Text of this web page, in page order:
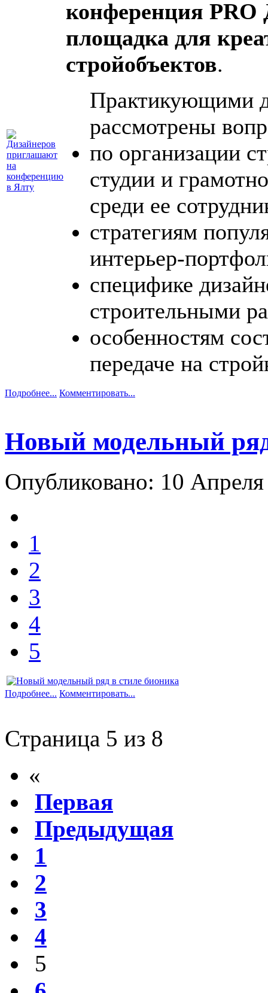
конференция
площадка для
стройобъектов.
Практикующими
рассмотрены
по организации
студии и
среди ее
стратегиям
интерьер-
специфике
строительными
особенностям
передаче на
Подробнее... Комментировать...
Новый модельный
Опубликовано: 10
1
2
3
4
5
Подробнее... Комментировать...
Страница 5 из 8
«
Первая
Предыдущая
1
2
3
4
5